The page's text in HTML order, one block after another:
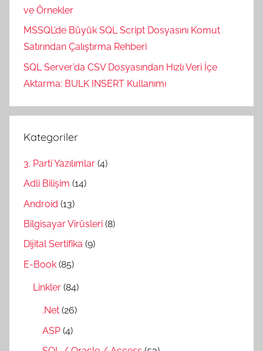
ve Örnekler
MSSQL’de Büyük SQL Script Dosyasını Komut
Satırından Çalıştırma Rehberi
SQL Server’da CSV Dosyasından Hızlı Veri İçe
Aktarma: BULK INSERT Kullanımı
Kategoriler
3. Parti Yazılımlar (4)
Adli Bilişim (14)
Android (13)
Bilgisayar Virüsleri (8)
Dijital Sertifika (9)
E-Book (85)
Linkler (84)
.Net (26)
ASP (4)